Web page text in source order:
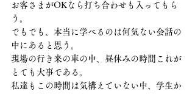
お客さまがOKなら打ち合わせも入ってもら
う。
でもでも、本当に学べるのは何気ない会話の
中にあると思う。
現場の行き来の車の中、昼休みの時間これが
とても大事である。
私達もこの時間は気構えていない中、学生か